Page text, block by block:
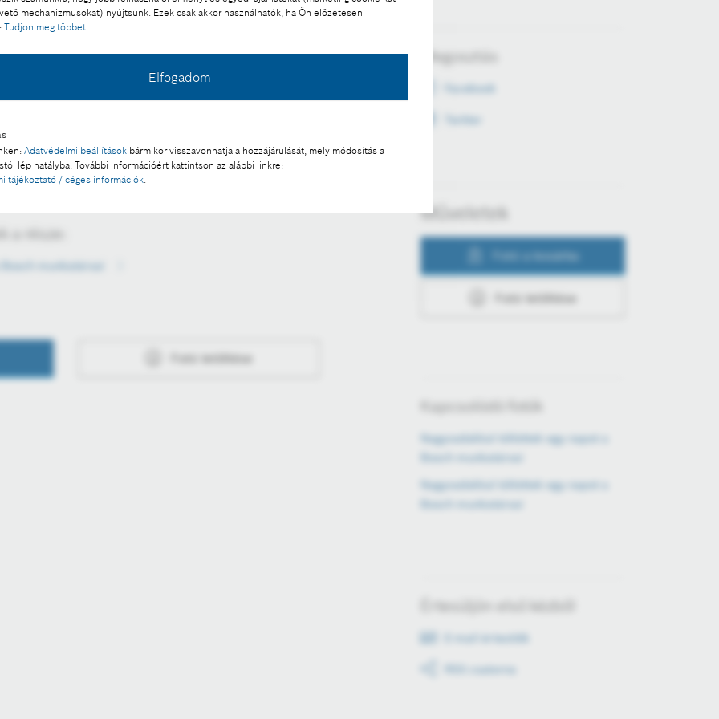
mechanizmusokat) nyújtsunk. Ezek csak akkor használhatók, ha Ön előzetesen
Tudjon meg többet
Elfogadom
Adatvédelmi beállítások bármikor visszavonhatja a hozzájárulását, mely módosítás a
lép hatályba. További információért kattintson az alábbi linkre:
tájékoztató / céges információk.
verbuválódott, hogy lefesse az út menti
valamint új bejáratot varázsoljon a Vadasparknak.
a sajtó számára díjmentesen felhasználható.
a része:
munkatársai
Fotó letöltése
Megosztás
Facebook
Twitter
Műveletek
Fotó a kosárba
Fotó letöltése
Kapcsolódó fotók
Nagyvadakkal töltöttek egy napot a
Bosch munkatársai
Nagyvadakkal töltöttek egy napot a
Bosch munkatársai
Értesüljön első kézből
E-mail értesítők
RSS csatorna